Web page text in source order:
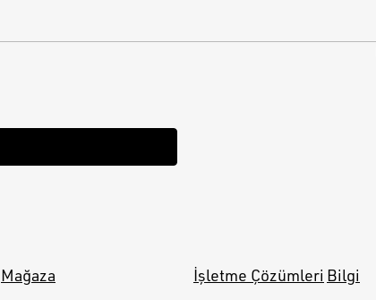
Mağaza İşletme Çözümleri Bilgi